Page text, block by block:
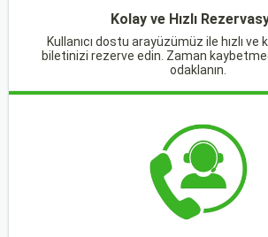
Kolay ve Hızlı
Kullanıcı dostu arayüzümüz ile hızlı ve
biletinizi rezerve edin. Zaman
odaklanın.